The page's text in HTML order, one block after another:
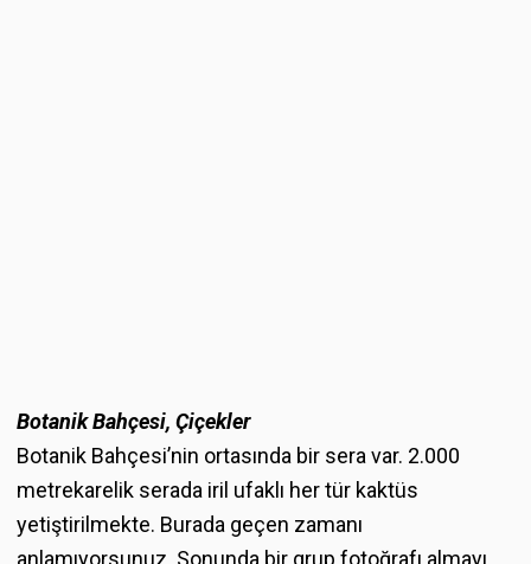
Botanik Bahçesi, Çiçekler
Botanik Bahçesi’nin ortasında bir sera var. 2.000
metrekarelik serada iril ufaklı her tür kaktüs
yetiştirilmekte. Burada geçen zamanı